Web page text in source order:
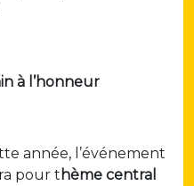
à l’honneur
année, l’événement
pour t hème central